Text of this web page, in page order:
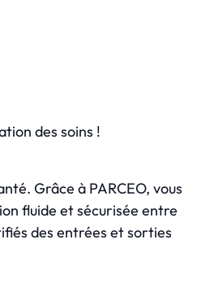
des soins !
Grâce à PARCEO, vous
fluide et sécurisée entre
des entrées et sorties